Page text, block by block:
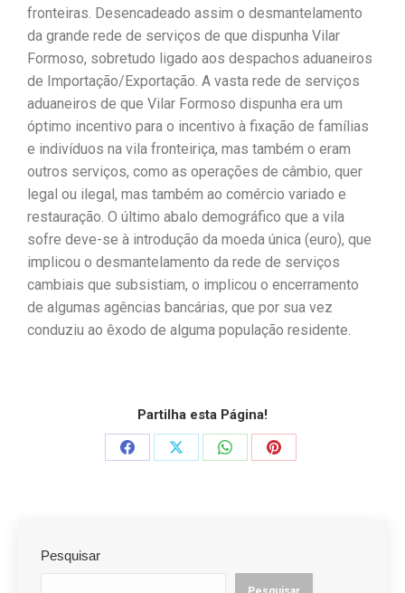
fronteiras. Desencadeado assim o desmantelamento
da grande rede de serviços de que dispunha Vilar
Formoso, sobretudo ligado aos despachos aduaneiros
de Importação/Exportação. A vasta rede de serviços
aduaneiros de que Vilar Formoso dispunha era um
óptimo incentivo para o incentivo à fixação de famílias
e indivíduos na vila fronteiriça, mas também o eram
outros serviços, como as operações de câmbio, quer
legal ou ilegal, mas também ao comércio variado e
restauração. O último abalo demográfico que a vila
sofre deve-se à introdução da moeda única (euro), que
implicou o desmantelamento da rede de serviços
cambiais que subsistiam, o implicou o encerramento
de algumas agências bancárias, que por sua vez
conduziu ao êxodo de alguma população residente.
Partilha esta Página!
Pesquisar